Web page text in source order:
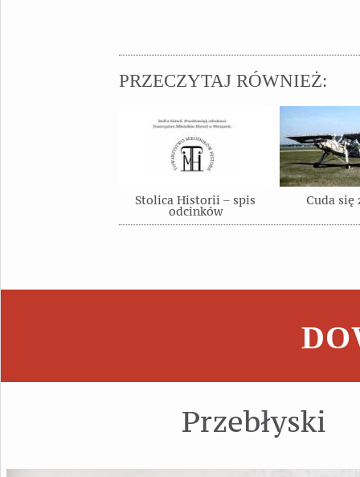
PRZECZYTAJ RÓWNIEŻ:
Stolica Historii – spis
odcinków
Cuda się
Przebłyski